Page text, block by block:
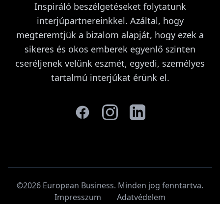
Inspiráló beszélgetéseket folytatunk
interjúpartnereinkkel. Azáltal, hogy
megteremtjük a bizalom alapját, hogy ezek a
sikeres és okos emberek egyenlő szinten
cseréljenek velünk eszmét, egyedi, személyes
tartalmú interjúkat érünk el.
©2026 European Business. Minden jog fenntartva.
Impresszum
Adatvédelem